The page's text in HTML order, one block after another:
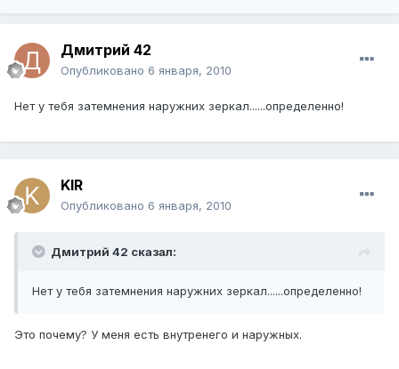
Дмитрий 42
Опубликовано 6 января, 2010
Нет у тебя затемнения наружних зеркал......определенно!
KIR
Опубликовано 6 января, 2010
Дмитрий 42 сказал:
Нет у тебя затемнения наружних зеркал......определенно!
Это почему? У меня есть внутренего и наружных.